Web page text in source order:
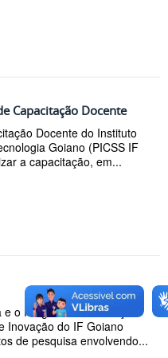
Capacitação Docente
Docente do Instituto
Goiano (PICSS IF
a capacitação, em...
o Programa de Iniciação
Inovação do IF Goiano
de pesquisa envolvendo...